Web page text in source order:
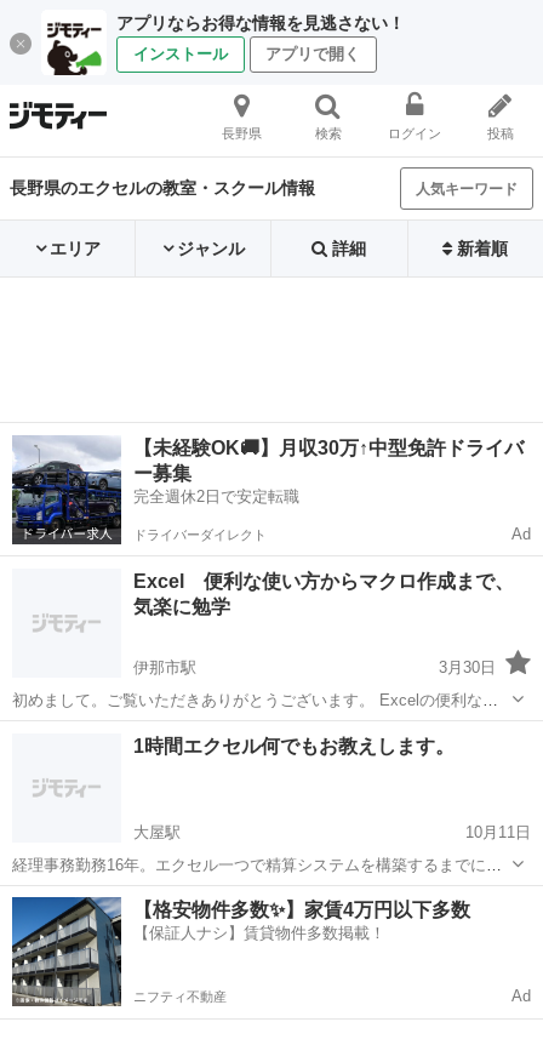
アプリならお得な情報を見逃さない！
インストール アプリで開く
長野県 検索 ログイン 投稿
長野県のエクセルの教室・スクール情報 人気キーワード
エリア ジャンル 詳細 新着順
【未経験OK🚚】月収30万↑中型免許ドライバ
ー募集
完全週休2日で安定転職
ドライバーダイレクト Ad
Excel 便利な使い方からマクロ作成まで、
気楽に勉学
伊那市駅
3月30日
初めまして。ご覧いただきありがとうございます。 Excelの便利な使
い方を、教えます。 便利な操作など、知ってるのと知らないのでは大
きな違いです。 ショートカットひとつの時間の効率化が大きな時間の
伊那市駅 エクセル 興味
1時間エクセル何でもお教えします。
大屋駅
10月11日
経理事務勤務16年。エクセル一つで精算システムを構築するまでに知
識をつけたＯＬがエクセル関数やピボットテーブル、VBAマクロ、な
んでも1時間みっちりお教えします☆ 1時間3,000円追加30分につき
1,500円
長野 上田市 大屋駅 エクセル ピボットテーブル
【格安物件多数✨】家賃4万円以下多数
【保証人ナシ】賃貸物件多数掲載！
ニフティ不動産 Ad